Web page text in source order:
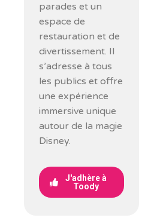
parades et un
espace de
restauration et de
divertissement. Il
s’adresse à tous
les publics et offre
une expérience
immersive unique
autour de la magie
Disney.
J'adhère à
Toody